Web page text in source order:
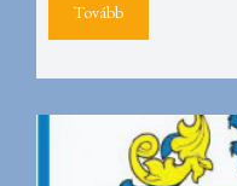
Tovább